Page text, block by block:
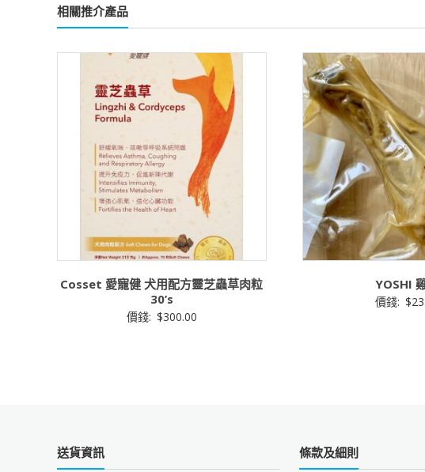
相關推介產品
Cosset 愛寵健 犬用配方靈芝蟲草肉粒
30’s
價錢: $300.00
YOSHI
價錢: $
送貨資訊 條款及細則